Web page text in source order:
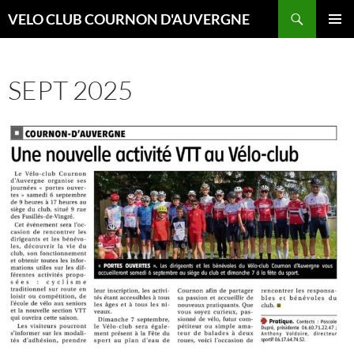
auVELO CLUB COURNON D'AUVERGNE
SEPT 2025